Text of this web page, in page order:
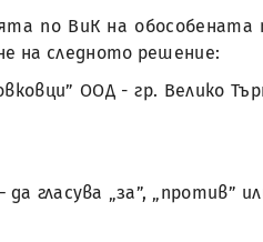
по ВиК на
на следното решение:
ООД - гр. Велико
гласува „за”, „против”